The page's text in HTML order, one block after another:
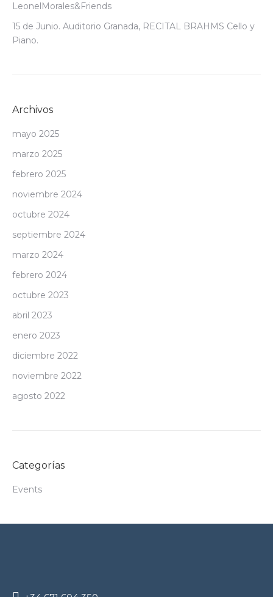
LeonelMorales&Friends
15 de Junio. Auditorio Granada, RECITAL BRAHMS Cello y
Piano.
Archivos
mayo 2025
marzo 2025
febrero 2025
noviembre 2024
octubre 2024
septiembre 2024
marzo 2024
febrero 2024
octubre 2023
abril 2023
enero 2023
diciembre 2022
noviembre 2022
agosto 2022
Categorías
Events